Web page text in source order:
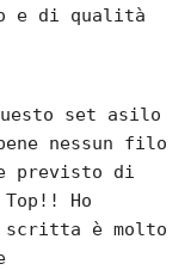
e di qualità
set asilo
nessun filo
previsto di
Ho
è molto